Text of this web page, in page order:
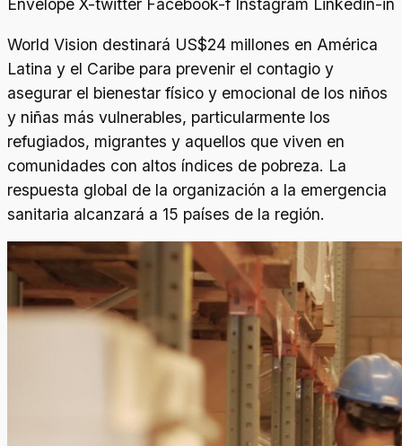
Envelope X-twitter Facebook-f Instagram Linkedin-in
World Vision destinará US$24 millones en América
Latina y el Caribe para prevenir el contagio y
asegurar el bienestar físico y emocional de los niños
y niñas más vulnerables, particularmente los
refugiados, migrantes y aquellos que viven en
comunidades con altos índices de pobreza. La
respuesta global de la organización a la emergencia
sanitaria alcanzará a 15 países de la región.